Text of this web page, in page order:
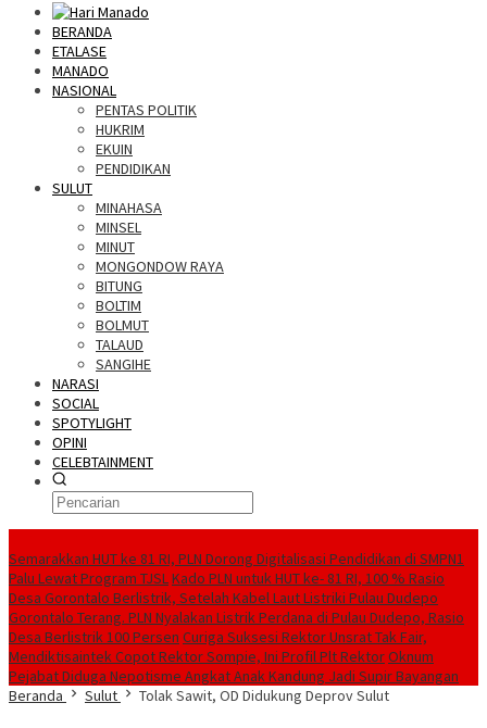
BERANDA
ETALASE
MANADO
NASIONAL
PENTAS POLITIK
HUKRIM
EKUIN
PENDIDIKAN
SULUT
MINAHASA
MINSEL
MINUT
MONGONDOW RAYA
BITUNG
BOLTIM
BOLMUT
TALAUD
SANGIHE
NARASI
SOCIAL
SPOTYLIGHT
OPINI
CELEBTAINMENT
Semarakkan HUT ke 81 RI, PLN Dorong Digitalisasi Pendidikan di SMPN1
Palu Lewat Program TJSLKado PLN untuk HUT ke- 81 RI, 100 % Rasio
Desa Gorontalo Berlistrik, Setelah Kabel Laut Listriki Pulau Dudepo
Gorontalo Terang. PLN Nyalakan Listrik Perdana di Pulau Dudepo, Rasio
Desa Berlistrik 100 Persen Curiga Suksesi Rektor Unsrat Tak Fair,
Mendiktisaintek Copot Rektor Sompie, Ini Profil Plt RektorOknum
Pejabat Diduga Nepotisme Angkat Anak Kandung Jadi Supir Bayangan
Beranda
Sulut Tolak Sawit, OD Didukung Deprov Sulut